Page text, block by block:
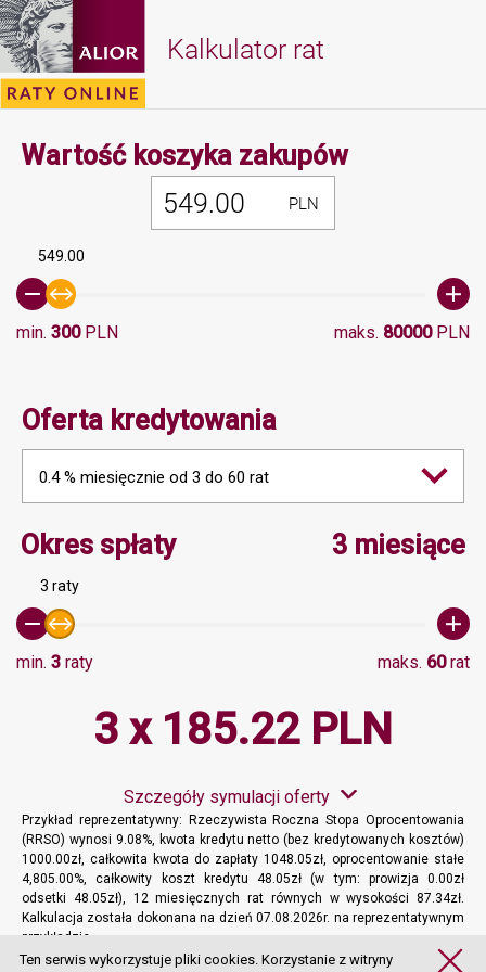
Kalkulator rat
Wartość koszyka zakupówMinimalna
PLN
549.00
min. 300PLN maks. 80000PLN
Oferta kredytowania
0.4 % miesięcznie od 3 do 60 rat
Okres spłatyMinimalna wartość 3,
3 miesiące
3 raty
min. 3 raty maks. 60rat
3 x 185.22 PLN
Szczegóły symulacji oferty
Przykład reprezentatywny: Rzeczywista Roczna Stopa Oprocentowania
(RRSO) wynosi 9.08%, kwota kredytu netto (bez kredytowanych kosztów)
1000.00zł, całkowita kwota do zapłaty 1048.05zł, oprocentowanie stałe
4,805.00%, całkowity koszt kredytu 48.05zł (w tym: prowizja 0.00zł
odsetki 48.05zł), 12 miesięcznych rat równych w wysokości 87.34zł.
Kalkulacja została dokonana na dzień 07.08.2026r. na reprezentatywnym
przykładzie.
Więcej informacji
Ten serwis wykorzystuje pliki cookies. Korzystanie z witryny